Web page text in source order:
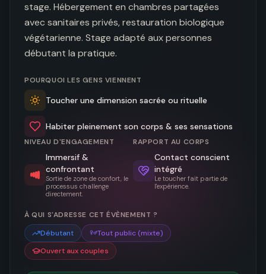
stage. Hébergement en chambres partagées
avec sanitaires privés, restauration biologique
végétarienne. Stage adapté aux personnes
débutant la pratique.
POURQUOI LES GENS VIENNENT
Toucher une dimension sacrée ou rituelle
Habiter pleinement son corps & ses sensations
NIVEAU D'ENGAGEMENT
Immersif &
confrontant
Sortie de zone de confort, le
processus challenge
directement.
RAPPORT AU CORPS
Contact conscient
intégré
Le toucher fait partie de
l'expérience.
À QUI S'ADRESSE CET ÉVÈNEMENT ?
Débutant
Tout public (mixte)
Ouvert aux couples